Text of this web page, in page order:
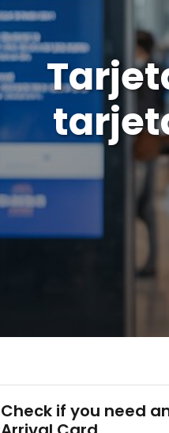
Check if you need